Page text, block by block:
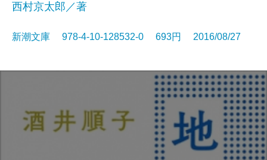
西村京太郎／著
新潮文庫 978-4-10-128532-0 693円 2016/08/27